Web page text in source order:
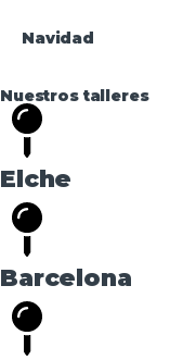
Navidad
Nuestros talleres
Elche
Barcelona